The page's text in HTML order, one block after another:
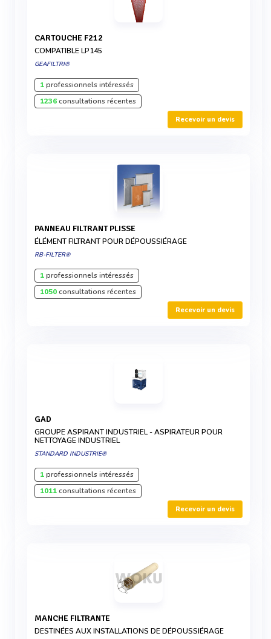
CARTOUCHE F212
COMPATIBLE LP145
GEAFILTRI®
1professionnels intéressés
1236consultations récentes
Recevoir un devis
PANNEAU FILTRANT PLISSE
ÉLÉMENT FILTRANT POUR DÉPOUSSIÉRAGE
RB-FILTER®
1professionnels intéressés
1050consultations récentes
Recevoir un devis
GAD
GROUPE ASPIRANT INDUSTRIEL - ASPIRATEUR POUR
NETTOYAGE INDUSTRIEL
STANDARD INDUSTRIE®
1professionnels intéressés
1011consultations récentes
Recevoir un devis
MANCHE FILTRANTE
DESTINÉES AUX INSTALLATIONS DE DÉPOUSSIÉRAGE